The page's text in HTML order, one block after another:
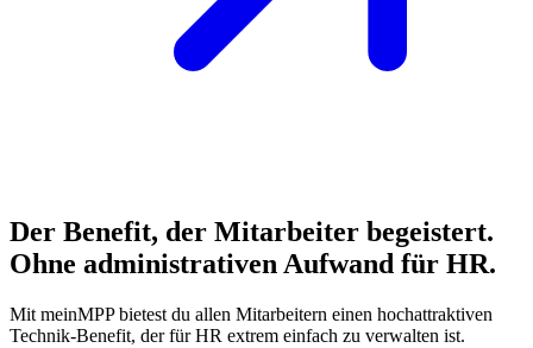
Der Benefit, der Mitarbeiter begeistert.
Ohne administrativen Aufwand für HR.
Mit meinMPP bietest du allen Mitarbeitern einen hochattraktiven
Technik-Benefit, der für HR extrem einfach zu verwalten ist.